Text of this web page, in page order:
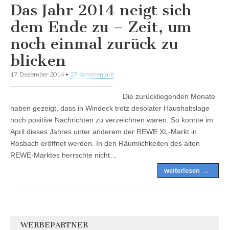
Das Jahr 2014 neigt sich
dem Ende zu – Zeit, um
noch einmal zurück zu
blicken
17. Dezember 2014• 27 Kommentare
Die zurückliegenden Monate
haben gezeigt, dass in Windeck trotz desolater Haushaltslage
noch positive Nachrichten zu verzeichnen waren. So konnte im
April dieses Jahres unter anderem der REWE XL-Markt in
Rosbach eröffnet werden. In den Räumlichkeiten des alten
REWE-Marktes herrschte nicht…
weiterlesen →
WERBEPARTNER